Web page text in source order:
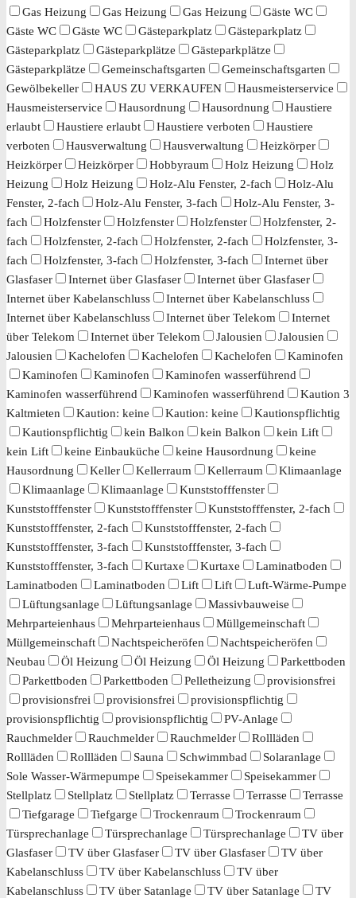
Gas Heizung
Gas Heizung Gas Heizung
Gäste WC
Gäste WC
Gäste WC Gästeparkplatz
Gästeparkplatz
Gästeparkplatz
Gästeparkplätze
Gästeparkplätze
Gästeparkplätze
Gemeinschaftsgarten
Gemeinschaftsgarten
Gewölbekeller
HAUS ZU VERKAUFEN
Hausmeisterservice
Hausmeisterservice
Hausordnung Hausordnung
Haustiere
erlaubt
Haustiere erlaubt Haustiere verboten
Haustiere
verboten
Hausverwaltung Hausverwaltung
Heizkörper
Heizkörper
Heizkörper Hobbyraum Holz Heizung
Holz
Heizung
Holz Heizung Holz-Alu Fenster, 2-fach
Holz-Alu
Fenster, 2-fach
Holz-Alu Fenster, 3-fach
Holz-Alu Fenster, 3-
fach
Holzfenster Holzfenster Holzfenster
Holzfenster, 2-
fach
Holzfenster, 2-fach Holzfenster, 2-fach
Holzfenster, 3-
fach
Holzfenster, 3-fach Holzfenster, 3-fach
Internet über
Glasfaser
Internet über Glasfaser
Internet über Glasfaser
Internet über Kabelanschluss
Internet über Kabelanschluss
Internet über Kabelanschluss
Internet über Telekom
Internet
über Telekom
Internet über Telekom Jalousien
Jalousien
Jalousien
Kachelofen Kachelofen Kachelofen
Kaminofen
Kaminofen
Kaminofen
Kaminofen wasserführend
Kaminofen wasserführend
Kaminofen wasserführend
Kaution 3
Kaltmieten
Kaution: keine Kaution: keine
Kautionspflichtig
Kautionspflichtig
kein Balkon kein Balkon
kein Lift
kein Lift
keine Einbauküche keine Hausordnung
keine
Hausordnung
Keller Kellerraum Kellerraum
Klimaanlage
Klimaanlage
Klimaanlage
Kunststofffenster
Kunststofffenster
Kunststofffenster
Kunststofffenster, 2-fach
Kunststofffenster, 2-fach
Kunststofffenster, 2-fach
Kunststofffenster, 3-fach
Kunststofffenster, 3-fach
Kunststofffenster, 3-fach
Kurtaxe Kurtaxe
Laminatboden
Laminatboden
Laminatboden Lift Lift
Luft-Wärme-Pumpe
Lüftungsanlage
Lüftungsanlage
Massivbauweise
Mehrparteienhaus
Mehrparteienhaus
Müllgemeinschaft
Müllgemeinschaft
Nachtspeicheröfen
Nachtspeicheröfen
Neubau
Öl Heizung Öl Heizung Öl Heizung
Parkettboden
Parkettboden
Parkettboden Pelletheizung
provisionsfrei
provisionsfrei
provisionsfrei
provisionspflichtig
provisionspflichtig
provisionspflichtig
PV-Anlage
Rauchmelder
Rauchmelder Rauchmelder
Rollläden
Rollläden
Rollläden Sauna Schwimmbad
Solaranlage
Sole Wasser-Wärmepumpe
Speisekammer
Speisekammer
Stellplatz
Stellplatz Stellplatz Terrasse Terrasse
Terrasse
Tiefgarage
Tiefgarge Trockenraum
Trockenraum
Türsprechanlage
Türsprechanlage Türsprechanlage
TV über
Glasfaser
TV über Glasfaser TV über Glasfaser
TV über
Kabelanschluss
TV über Kabelanschluss
TV über
Kabelanschluss
TV über Satanlage TV über Satanlage
TV